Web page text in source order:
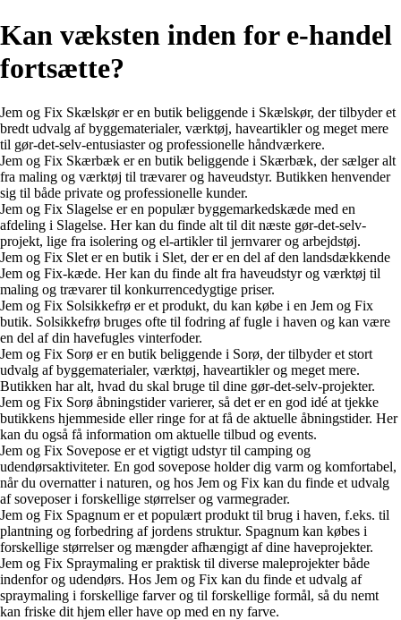
Kan væksten inden for e-handel
fortsætte?
Jem og Fix Skælskør er en butik beliggende i Skælskør, der tilbyder et
bredt udvalg af byggematerialer, værktøj, haveartikler og meget mere
til gør-det-selv-entusiaster og professionelle håndværkere.
Jem og Fix Skærbæk er en butik beliggende i Skærbæk, der sælger alt
fra maling og værktøj til trævarer og haveudstyr. Butikken henvender
sig til både private og professionelle kunder.
Jem og Fix Slagelse er en populær byggemarkedskæde med en
afdeling i Slagelse. Her kan du finde alt til dit næste gør-det-selv-
projekt, lige fra isolering og el-artikler til jernvarer og arbejdstøj.
Jem og Fix Slet er en butik i Slet, der er en del af den landsdækkende
Jem og Fix-kæde. Her kan du finde alt fra haveudstyr og værktøj til
maling og trævarer til konkurrencedygtige priser.
Jem og Fix Solsikkefrø er et produkt, du kan købe i en Jem og Fix
butik. Solsikkefrø bruges ofte til fodring af fugle i haven og kan være
en del af din havefugles vinterfoder.
Jem og Fix Sorø er en butik beliggende i Sorø, der tilbyder et stort
udvalg af byggematerialer, værktøj, haveartikler og meget mere.
Butikken har alt, hvad du skal bruge til dine gør-det-selv-projekter.
Jem og Fix Sorø åbningstider varierer, så det er en god idé at tjekke
butikkens hjemmeside eller ringe for at få de aktuelle åbningstider. Her
kan du også få information om aktuelle tilbud og events.
Jem og Fix Sovepose er et vigtigt udstyr til camping og
udendørsaktiviteter. En god sovepose holder dig varm og komfortabel,
når du overnatter i naturen, og hos Jem og Fix kan du finde et udvalg
af soveposer i forskellige størrelser og varmegrader.
Jem og Fix Spagnum er et populært produkt til brug i haven, f.eks. til
plantning og forbedring af jordens struktur. Spagnum kan købes i
forskellige størrelser og mængder afhængigt af dine haveprojekter.
Jem og Fix Spraymaling er praktisk til diverse maleprojekter både
indenfor og udendørs. Hos Jem og Fix kan du finde et udvalg af
spraymaling i forskellige farver og til forskellige formål, så du nemt
kan friske dit hjem eller have op med en ny farve.